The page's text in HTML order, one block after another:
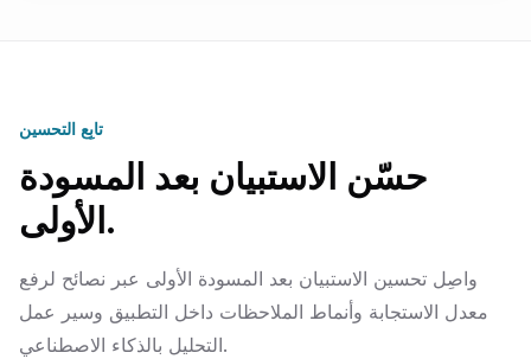
تابِع التحسين
حسّن الاستبيان بعد المسودة
الأولى.
واصِل تحسين الاستبيان بعد المسودة الأولى عبر نصائح لرفع
معدل الاستجابة وأنماط الملاحظات داخل التطبيق وسير عمل
التحليل بالذكاء الاصطناعي.